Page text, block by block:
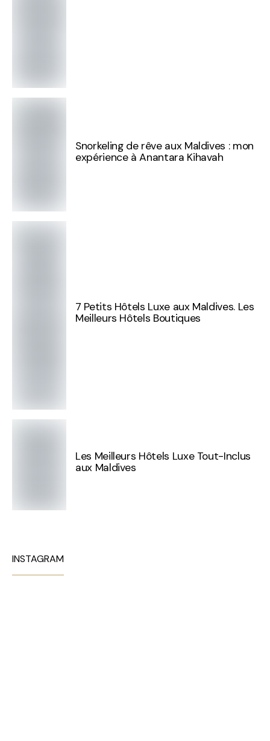
Snorkeling de rêve aux Maldives : mon
expérience à Anantara Kihavah
7 Petits Hôtels Luxe aux Maldives. Les
Meilleurs Hôtels Boutiques
Les Meilleurs Hôtels Luxe Tout-Inclus
aux Maldives
INSTAGRAM